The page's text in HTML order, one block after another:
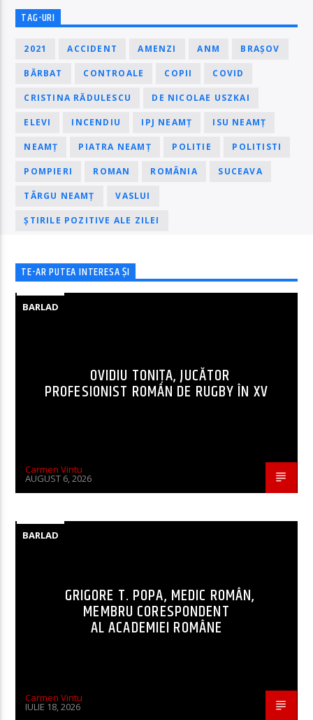
TAG-URI
2021 ACCIDENT AMENZI ANM BRAȘOV
BĂRBAT CONTROALE COPII COVID
CRISTINA RĂDULESCU DE NICOLAE USZKAI
ELEVI INCENDIU IPJ NEAMȚ ISU NEAMȚ
NEAMȚ PIATRA NEAMȚ POLITIE POLITISTI
POMPIERI ROMAN ROMÂNIA SUCEAVA
TÂRGU NEAMȚ VASLUI
ȘTIRILE POZITIVE ALE ZILEI
TE-AR PUTEA INTERESA ȘI
BARLAD
OVIDIU TONIȚA, JUCĂTOR
PROFESIONIST ROMÂN DE RUGBY ÎN XV
Carmen Vintu
AUGUST 6, 2026
BARLAD
GRIGORE T. POPA, MEDIC ROMÂN,
MEMBRU CORESPONDENT
AL ACADEMIEI ROMÂNE
Carmen Vintu
IULIE 18, 2026